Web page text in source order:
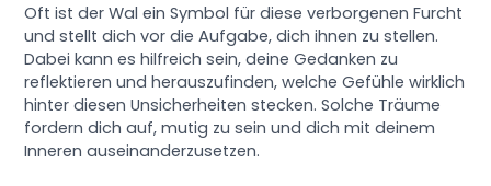
Oft ist der Wal ein Symbol für diese verborgenen Furcht
und stellt dich vor die Aufgabe, dich ihnen zu stellen.
Dabei kann es hilfreich sein, deine Gedanken zu
reflektieren und herauszufinden, welche Gefühle wirklich
hinter diesen Unsicherheiten stecken. Solche Träume
fordern dich auf, mutig zu sein und dich mit deinem
Inneren auseinanderzusetzen.